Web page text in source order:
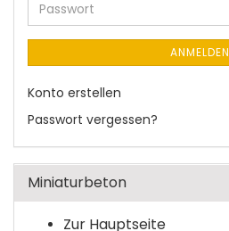
Passwort
ANMELDEN
Konto erstellen
Passwort vergessen?
Miniaturbeton
Zur Hauptseite